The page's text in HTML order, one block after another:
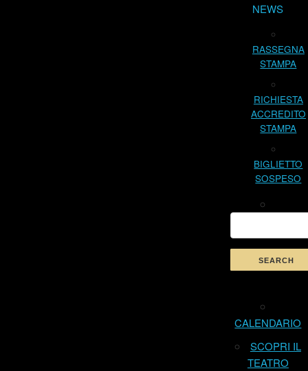
NEWS
RASSEGNA
STAMPA
RICHIESTA
ACCREDITO
STAMPA
BIGLIETTO
SOSPESO
CALENDARIO
SCOPRI IL
TEATRO